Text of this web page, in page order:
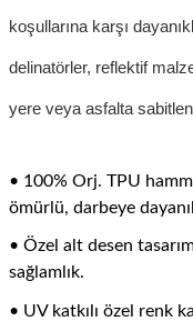
koşullarına karşı
delinatörler, reflektif
yere veya asfalta
• 100% Orj. TPU
ömürlü, darbeye
• Özel alt desen
sağlamlık.
• UV katkılı özel renk